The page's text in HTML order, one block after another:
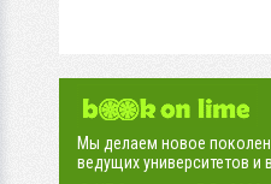
Мы делаем новое
ведущих университетов и